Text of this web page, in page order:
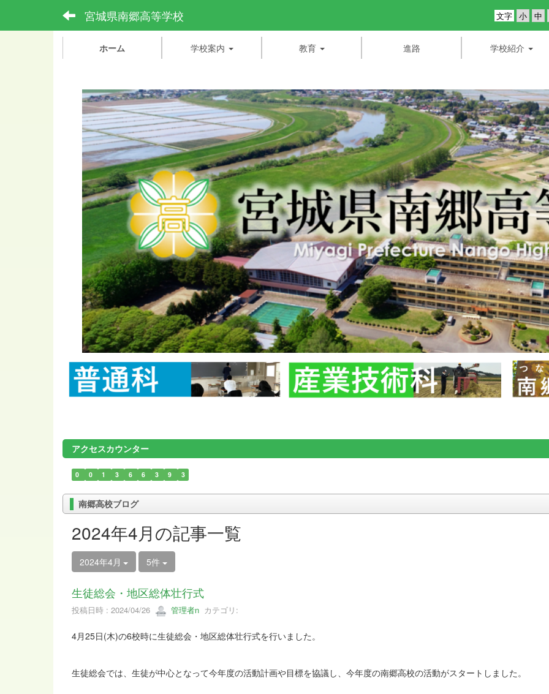
宮城県南郷高等学校 文字
ホーム 学校案内 教育 進路 学校紹介
アクセスカウンター
0 0 1 3 6 6 3 9 3
南郷高校ブログ
2024年4月の記事一覧
2024年4月 5件
生徒総会・地区総体壮行式
投稿日時 : 2024/04/26 管理者n カテゴリ:
4月25日(木)の6校時に生徒総会・地区総体壮行式を行いました。
生徒総会では、生徒が中心となって今年度の活動計画や目標を協議し、今年度の南郷高校の活動がスタートしました。